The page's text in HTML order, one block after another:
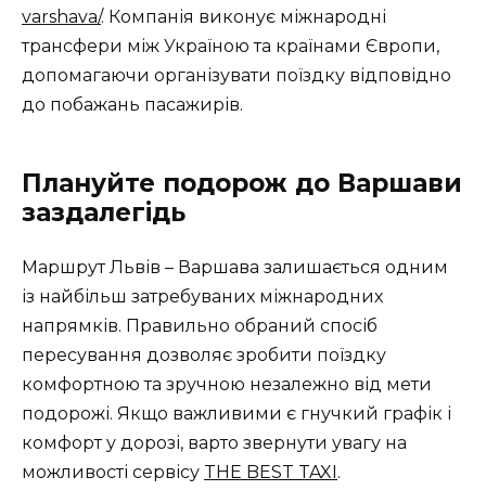
varshava/. Компанія виконує міжнародні
трансфери між Україною та країнами Європи,
допомагаючи організувати поїздку відповідно
до побажань пасажирів.
Плануйте подорож до Варшави
заздалегідь
Маршрут Львів – Варшава залишається одним
із найбільш затребуваних міжнародних
напрямків. Правильно обраний спосіб
пересування дозволяє зробити поїздку
комфортною та зручною незалежно від мети
подорожі. Якщо важливими є гнучкий графік і
комфорт у дорозі, варто звернути увагу на
можливості сервісу THE BEST TAXI .